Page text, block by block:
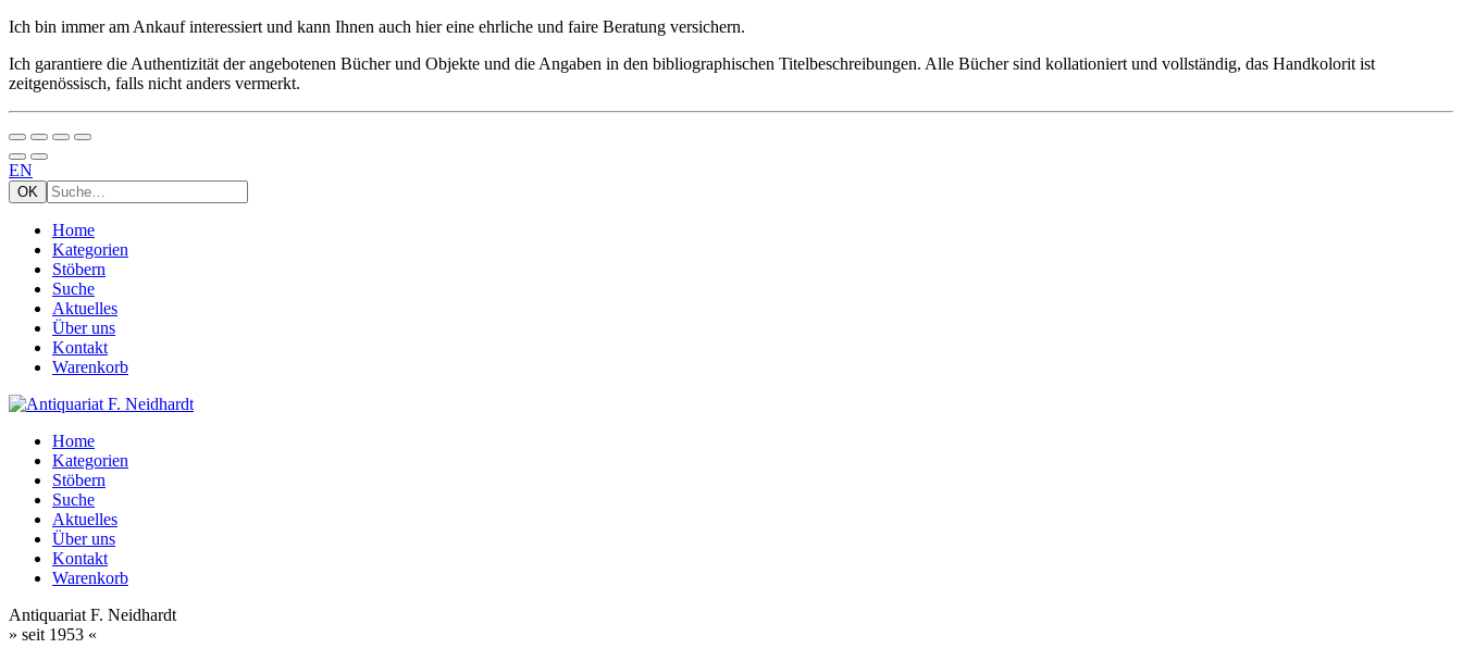
Ich bin immer am Ankauf interessiert und kann Ihnen auch hier eine ehrliche und faire Beratung versichern.
Ich garantiere die Authentizität der angebotenen Bücher und Objekte und die Angaben in den bibliographischen Titelbeschreibungen. Alle Bücher sind kollationiert und vollständig, das Handkolorit ist
zeitgenössisch, falls nicht anders vermerkt.
EN
Home
Kategorien
Stöbern
Suche
Aktuelles
Über uns
Kontakt
Warenkorb
Home
Kategorien
Stöbern
Suche
Aktuelles
Über uns
Kontakt
Warenkorb
Antiquariat F. Neidhardt
» seit 1953 «